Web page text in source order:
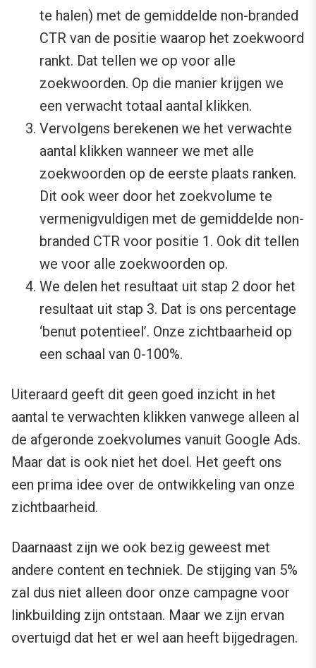
te halen) met de gemiddelde non-branded
CTR van de positie waarop het zoekwoord
rankt. Dat tellen we op voor alle
zoekwoorden. Op die manier krijgen we
een verwacht totaal aantal klikken.
Vervolgens berekenen we het verwachte
aantal klikken wanneer we met alle
zoekwoorden op de eerste plaats ranken.
Dit ook weer door het zoekvolume te
vermenigvuldigen met de gemiddelde non-
branded CTR voor positie 1. Ook dit tellen
we voor alle zoekwoorden op.
We delen het resultaat uit stap 2 door het
resultaat uit stap 3. Dat is ons percentage
‘benut potentieel’. Onze zichtbaarheid op
een schaal van 0-100%.
Uiteraard geeft dit geen goed inzicht in het
aantal te verwachten klikken vanwege alleen al
de afgeronde zoekvolumes vanuit Google Ads.
Maar dat is ook niet het doel. Het geeft ons
een prima idee over de ontwikkeling van onze
zichtbaarheid.
Daarnaast zijn we ook bezig geweest met
andere content en techniek. De stijging van 5%
zal dus niet alleen door onze campagne voor
linkbuilding zijn ontstaan. Maar we zijn ervan
overtuigd dat het er wel aan heeft bijgedragen.